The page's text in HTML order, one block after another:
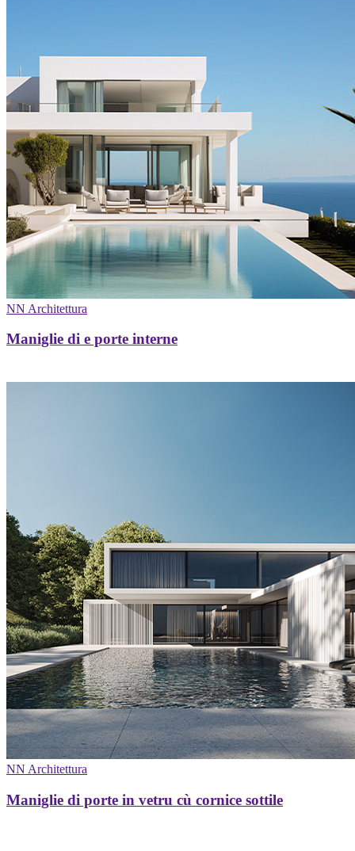
NN Architettura
Maniglie di e porte interne
NN Architettura
Maniglie di porte in vetru cù cornice sottile